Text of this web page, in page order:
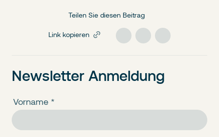
Teilen Sie diesen Beitrag
Link kopieren
Newsletter Anmeldung